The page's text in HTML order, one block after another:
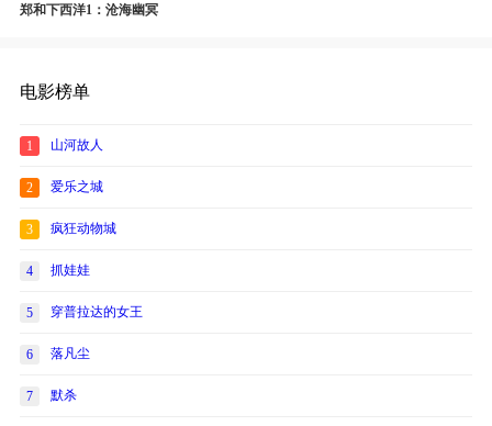
郑和下西洋1：沧海幽冥
电影榜单
1 山河故人
2 爱乐之城
3 疯狂动物城
4 抓娃娃
5 穿普拉达的女王
6 落凡尘
7 默杀